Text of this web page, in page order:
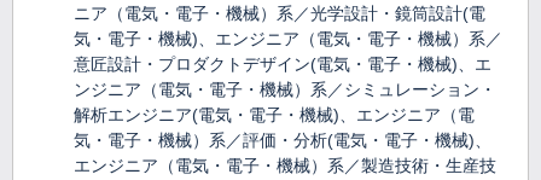
ニア（電気・電子・機械）系／光学設計・鏡筒設計(電
気・電子・機械)、エンジニア（電気・電子・機械）系／
意匠設計・プロダクトデザイン(電気・電子・機械)、エ
ンジニア（電気・電子・機械）系／シミュレーション・
解析エンジニア(電気・電子・機械)、エンジニア（電
気・電子・機械）系／評価・分析(電気・電子・機械)、
エンジニア（電気・電子・機械）系／製造技術・生産技